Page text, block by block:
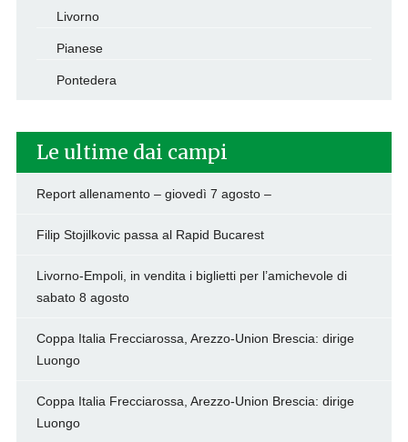
Livorno
Pianese
Pontedera
Le ultime dai campi
Report allenamento – giovedì 7 agosto –
Filip Stojilkovic passa al Rapid Bucarest
Livorno-Empoli, in vendita i biglietti per l’amichevole di
sabato 8 agosto
Coppa Italia Frecciarossa, Arezzo-Union Brescia: dirige
Luongo
Coppa Italia Frecciarossa, Arezzo-Union Brescia: dirige
Luongo